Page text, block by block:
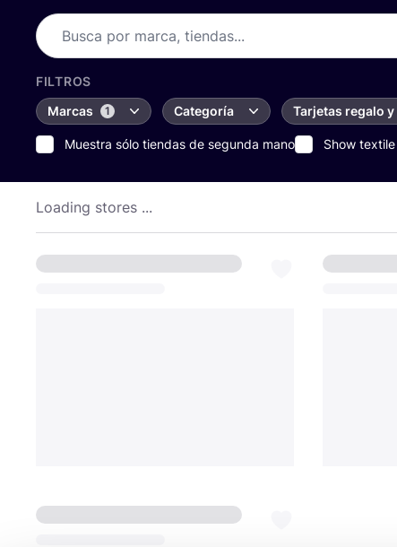
FILTROS
Marcas
1 Categoría Tarjetas regalo
Muestra sólo tiendas de segunda mano Show
Loading stores ...